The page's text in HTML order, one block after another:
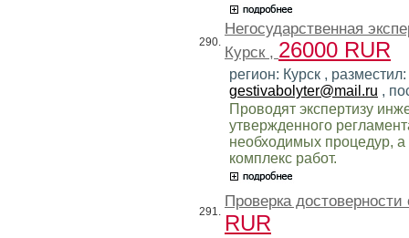
290.
Негосударственная
Курск , 26000 RUR
регион: Курск ,
gestivabolyter@mail.ru ,
Проводят экспертизу
утвержденного
необходимых процедур,
комплекс работ.
291.
Проверка
RUR